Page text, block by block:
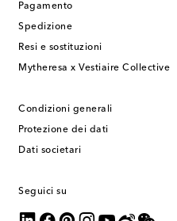
Pagamento
Spedizione
Resi e sostituzioni
Mytheresa x Vestiaire Collective
Condizioni generali
Protezione dei dati
Dati societari
Seguici su